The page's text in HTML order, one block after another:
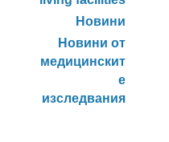
Новини
Новини от
медицинскит
е
изследвания